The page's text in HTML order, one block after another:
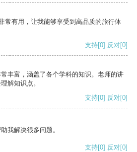
常有用，让我能够享受到高品质的旅行体
支持[0] 反对[0]
丰富，涵盖了各个学科的知识。老师的讲
解知识点。
支持[0] 反对[0]
我解决很多问题。
支持[0] 反对[0]